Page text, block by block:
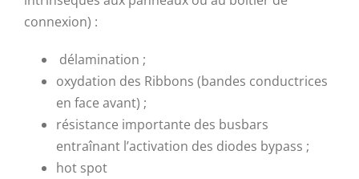
connexion) :
délamination ;
oxydation des Ribbons (bandes conductrices
en face avant) ;
résistance importante des busbars
entraînant l’activation des diodes bypass ;
hot spot